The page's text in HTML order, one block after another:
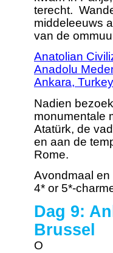
terecht.
middeleeuws
van de
Anatolian
Anadolu
Ankara,
Nadien
monumentale
Atatürk, de
en aan de
Rome.
Avondmaal en
4* or 5*-
Dag 9:
Brussel
O